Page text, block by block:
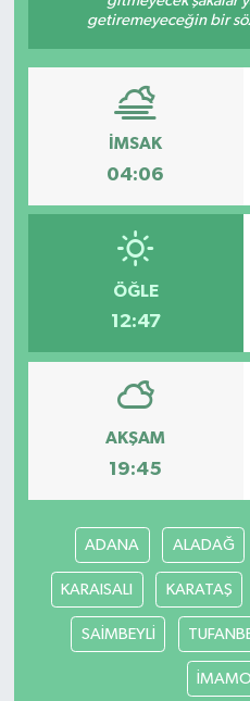
getiremeyeceğin bir
İMSAK
04:06
ÖĞLE
12:47
AKŞAM
19:45
ADANA ALADAĞ
KARAISALI KARATAŞ
SAİMBEYLİ